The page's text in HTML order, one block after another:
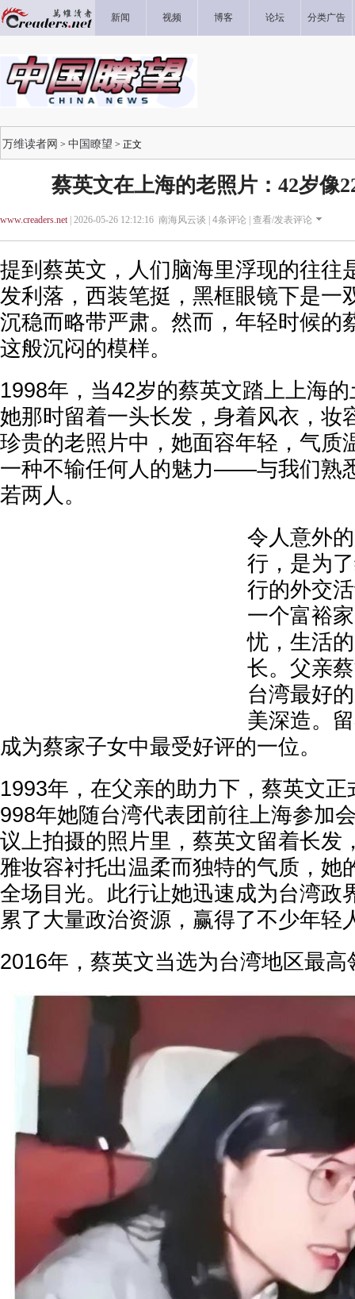
新闻 视频 博客 论坛 分类广告
万维读者网 > 中国瞭望 > 正文
蔡英文在上海的老照片：42岁像
www.creaders.net| 2026-05-26 12:12:16 南海风云谈 | 4条评论 | 查看/发表评论
提到蔡英文，人们脑海里浮现的往往
发利落，西装笔挺，黑框眼镜下是一
沉稳而略带严肃。然而，年轻时候的
这般沉闷的模样。
1998年，当42岁的蔡英文踏上上海
她那时留着一头长发，身着风衣，妆
珍贵的老照片中，她面容年轻，气质
一种不输任何人的魅力——与我们熟
若两人。
令人意外
行，是为
行的外交
一个富裕
忧，生活
长。父亲
台湾最好
美深造。
成为蔡家子女中最受好评的一位。
1993年，在父亲的助力下，蔡英文
998年她随台湾代表团前往上海参加
议上拍摄的照片里，蔡英文留着长发
雅妆容衬托出温柔而独特的气质，她
全场目光。此行让她迅速成为台湾政
累了大量政治资源，赢得了不少年轻
2016年，蔡英文当选为台湾地区最高